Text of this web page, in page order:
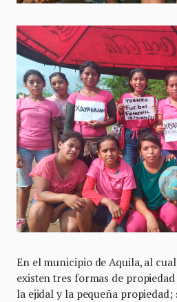
En el municipio de Aquila, al
existen tres formas de
la ejidal y la pequeña propiedad;